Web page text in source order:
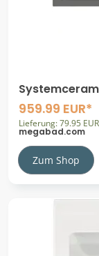
Einbauspüle
959.99 EUR*
Lieferung: 79.95 EUR
megabad.com
Zum Shop